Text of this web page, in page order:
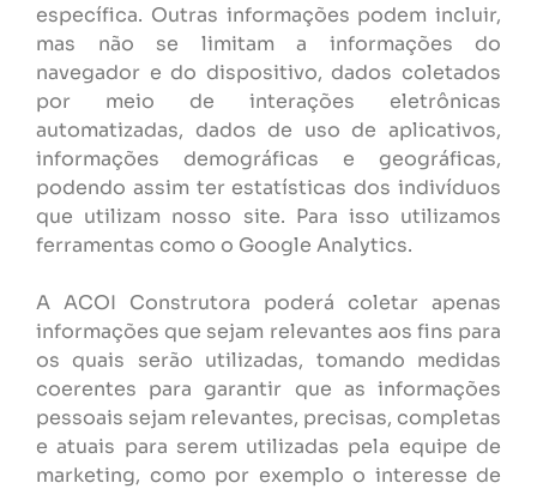
específica. Outras informações podem incluir,
mas não se limitam a informações do
navegador e do dispositivo, dados coletados
por meio de interações eletrônicas
automatizadas, dados de uso de aplicativos,
informações demográficas e geográficas,
podendo assim ter estatísticas dos indivíduos
que utilizam nosso site. Para isso utilizamos
ferramentas como o Google Analytics.
A ACOI Construtora poderá coletar apenas
informações que sejam relevantes aos fins para
os quais serão utilizadas, tomando medidas
coerentes para garantir que as informações
pessoais sejam relevantes, precisas, completas
e atuais para serem utilizadas pela equipe de
marketing, como por exemplo o interesse de